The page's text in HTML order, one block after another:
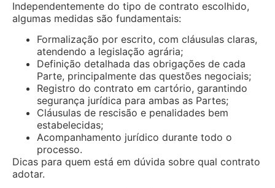
Independentemente do tipo de contrato escolhido,
algumas medidas são fundamentais:
Formalização por escrito, com cláusulas claras,
atendendo a legislação agrária;
Definição detalhada das obrigações de cada
Parte, principalmente das questões negociais;
Registro do contrato em cartório, garantindo
segurança jurídica para ambas as Partes;
Cláusulas de rescisão e penalidades bem
estabelecidas;
Acompanhamento jurídico durante todo o
processo.
Dicas para quem está em dúvida sobre qual contrato
adotar.